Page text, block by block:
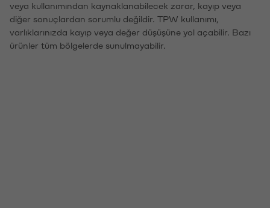
veya kullanımından kaynaklanabilecek zarar, kayıp veya
diğer sonuçlardan sorumlu değildir. TPW kullanımı,
varlıklarınızda kayıp veya değer düşüşüne yol açabilir. Bazı
ürünler tüm bölgelerde sunulmayabilir.